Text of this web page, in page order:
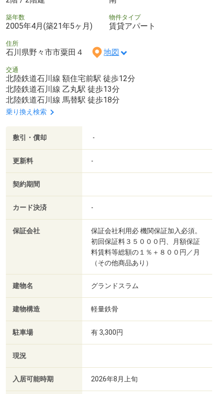
築年数
2005年4月(築21年5ヶ月)
物件タイプ
賃貸アパート
住所
石川県野々市市粟田４ 地図
交通
北陸鉄道石川線 額住宅前駅 徒歩12分
北陸鉄道石川線 乙丸駅 徒歩13分
北陸鉄道石川線 馬替駅 徒歩18分
乗り換え検索
敷引・償却 -
更新料 -
契約期間
カード決済 -
保証会社
保証会社利用必 機関保証加入必須。
初回保証料３５０００円、月額保証
料賃料等総額の１％＋８００円／月
（その他商品あり）
建物名 グランドスラム
建物構造 軽量鉄骨
駐車場 有 3,300円
現況
入居可能時期 2026年8月上旬